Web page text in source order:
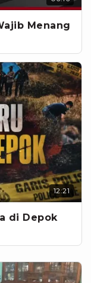
Menang
12:21
di Depok